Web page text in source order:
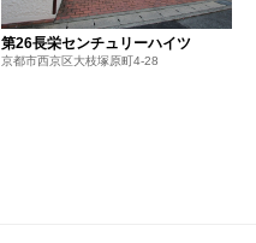
第26長栄センチュリーハイツ
京都市西京区大枝塚原町4-28